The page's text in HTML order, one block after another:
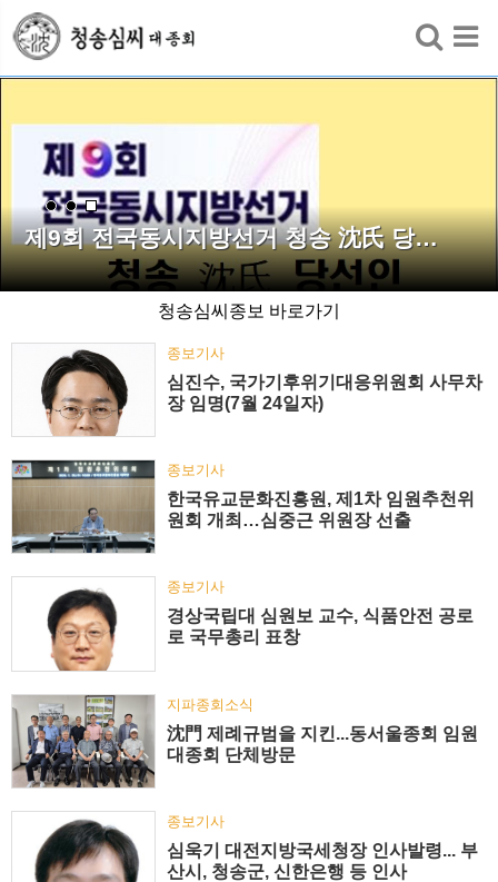
제9회 전국동시지방선거 청송 沈氏 당…
청송심씨종보 바로가기
종보기사
심진수, 국가기후위기대응위원회 사무차
장 임명(7월 24일자)
종보기사
한국유교문화진흥원, 제1차 임원추천위
원회 개최…심중근 위원장 선출
종보기사
경상국립대 심원보 교수, 식품안전 공로
로 국무총리 표창
지파종회소식
沈門 제례규범을 지킨...동서울종회 임원
대종회 단체방문
종보기사
심욱기 대전지방국세청장 인사발령... 부
산시, 청송군, 신한은행 등 인사